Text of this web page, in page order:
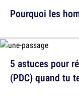
5 astuces pour
(PDC) quand tu
Pourquoi les